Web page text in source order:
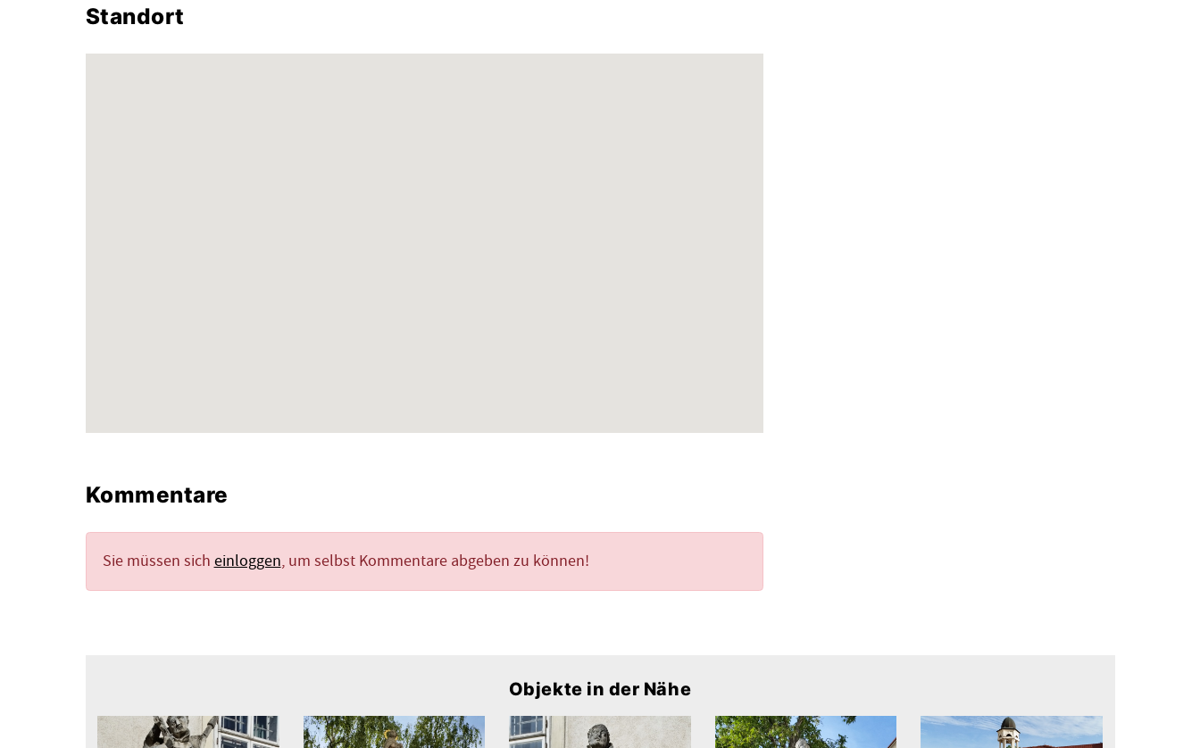
Standort
Kommentare
Sie müssen sich einloggen, um selbst Kommentare abgeben zu können!
Objekte in der Nähe